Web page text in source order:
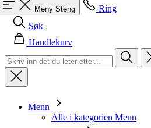
Meny Steng
Ring
Søk
Handlekurv
Menn
Alle i kategorien Menn